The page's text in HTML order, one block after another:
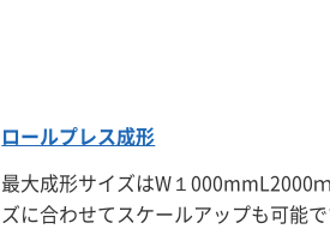
ロールプレス成形
最大成形サイズはW１000mmL2000
ズに合わせてスケールアップも可能で